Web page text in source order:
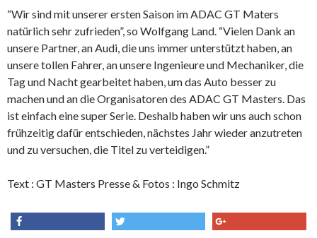
“Wir sind mit unserer ersten Saison im ADAC GT Maters
natürlich sehr zufrieden”, so Wolfgang Land. “Vielen Dank an
unsere Partner, an Audi, die uns immer unterstützt haben, an
unsere tollen Fahrer, an unsere Ingenieure und Mechaniker, die
Tag und Nacht gearbeitet haben, um das Auto besser zu
machen und an die Organisatoren des ADAC GT Masters. Das
ist einfach eine super Serie. Deshalb haben wir uns auch schon
frühzeitig dafür entschieden, nächstes Jahr wieder anzutreten
und zu versuchen, die Titel zu verteidigen.”
Text : GT Masters Presse & Fotos : Ingo Schmitz